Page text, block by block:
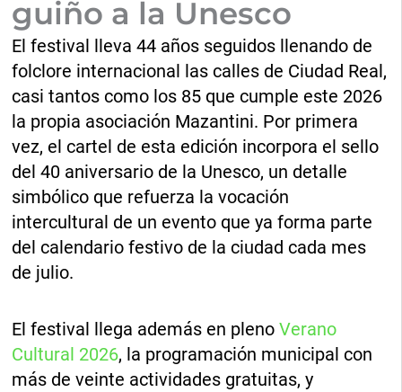
guiño a la Unesco
El festival lleva 44 años seguidos llenando de
folclore internacional las calles de Ciudad Real,
casi tantos como los 85 que cumple este 2026
la propia asociación Mazantini. Por primera
vez, el cartel de esta edición incorpora el sello
del 40 aniversario de la Unesco, un detalle
simbólico que refuerza la vocación
intercultural de un evento que ya forma parte
del calendario festivo de la ciudad cada mes
de julio.
El festival llega además en plenoVerano
Cultural 2026, la programación municipal con
más de veinte actividades gratuitas, y